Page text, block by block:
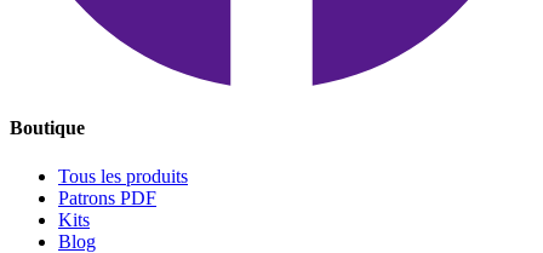
Boutique
Tous les produits
Patrons PDF
Kits
Blog